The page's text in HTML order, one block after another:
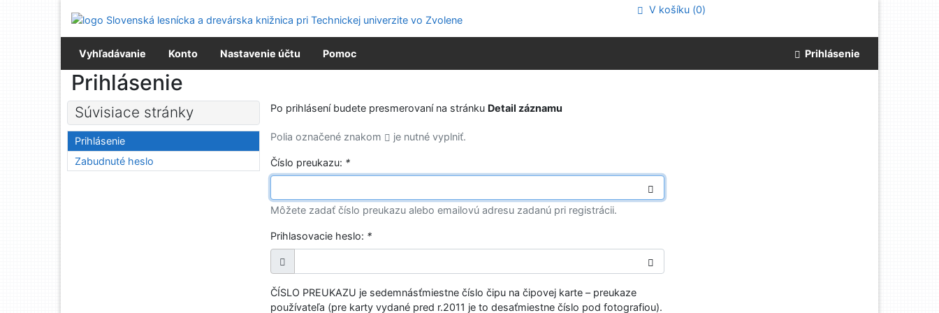
Prejsť na menu
Prehlásenie o webovej prístupnosti
V košíku (0)
Vyhľadávanie Konto Nastavenie účtu Pomoc Prihlásenie
Prihlásenie
Po prihlásení budete presmerovaní na stránku Detail záznamu
Polia označené znakom je nutné vyplniť.
Číslo preukazu: *
Môžete zadať číslo preukazu alebo emailovú adresu zadanú pri registrácii.
Prihlasovacie heslo: *
ČÍSLO PREUKAZU je sedemnásťmiestne číslo čipu na čipovej karte – preukaze
používateľa (pre karty vydané pred r.2011 je to desaťmiestne číslo pod fotografiou).
Súvisiace stránky
Prihlásenie
Zabudnuté heslo